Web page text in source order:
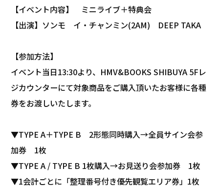
【イベント内容】 ミニライブ＋特典会
【出演】ソンモ イ・チャンミン(2AM) DEEP TAKA
【参加方法】
イベント当日13:30より、HMV&BOOKS SHIBUYA 5Fレ
ジカウンターにて対象商品をご購入頂いたお客様に各種
券をお渡しいたします。
▼TYPE A＋TYPE B 2形態同時購入→全員サイン会参
加券 1枚
▼TYPE A / TYPE B 1枚購入→お見送り会参加券 1枚
▼1会計ごとに「整理番号付き優先観覧エリア券」1枚